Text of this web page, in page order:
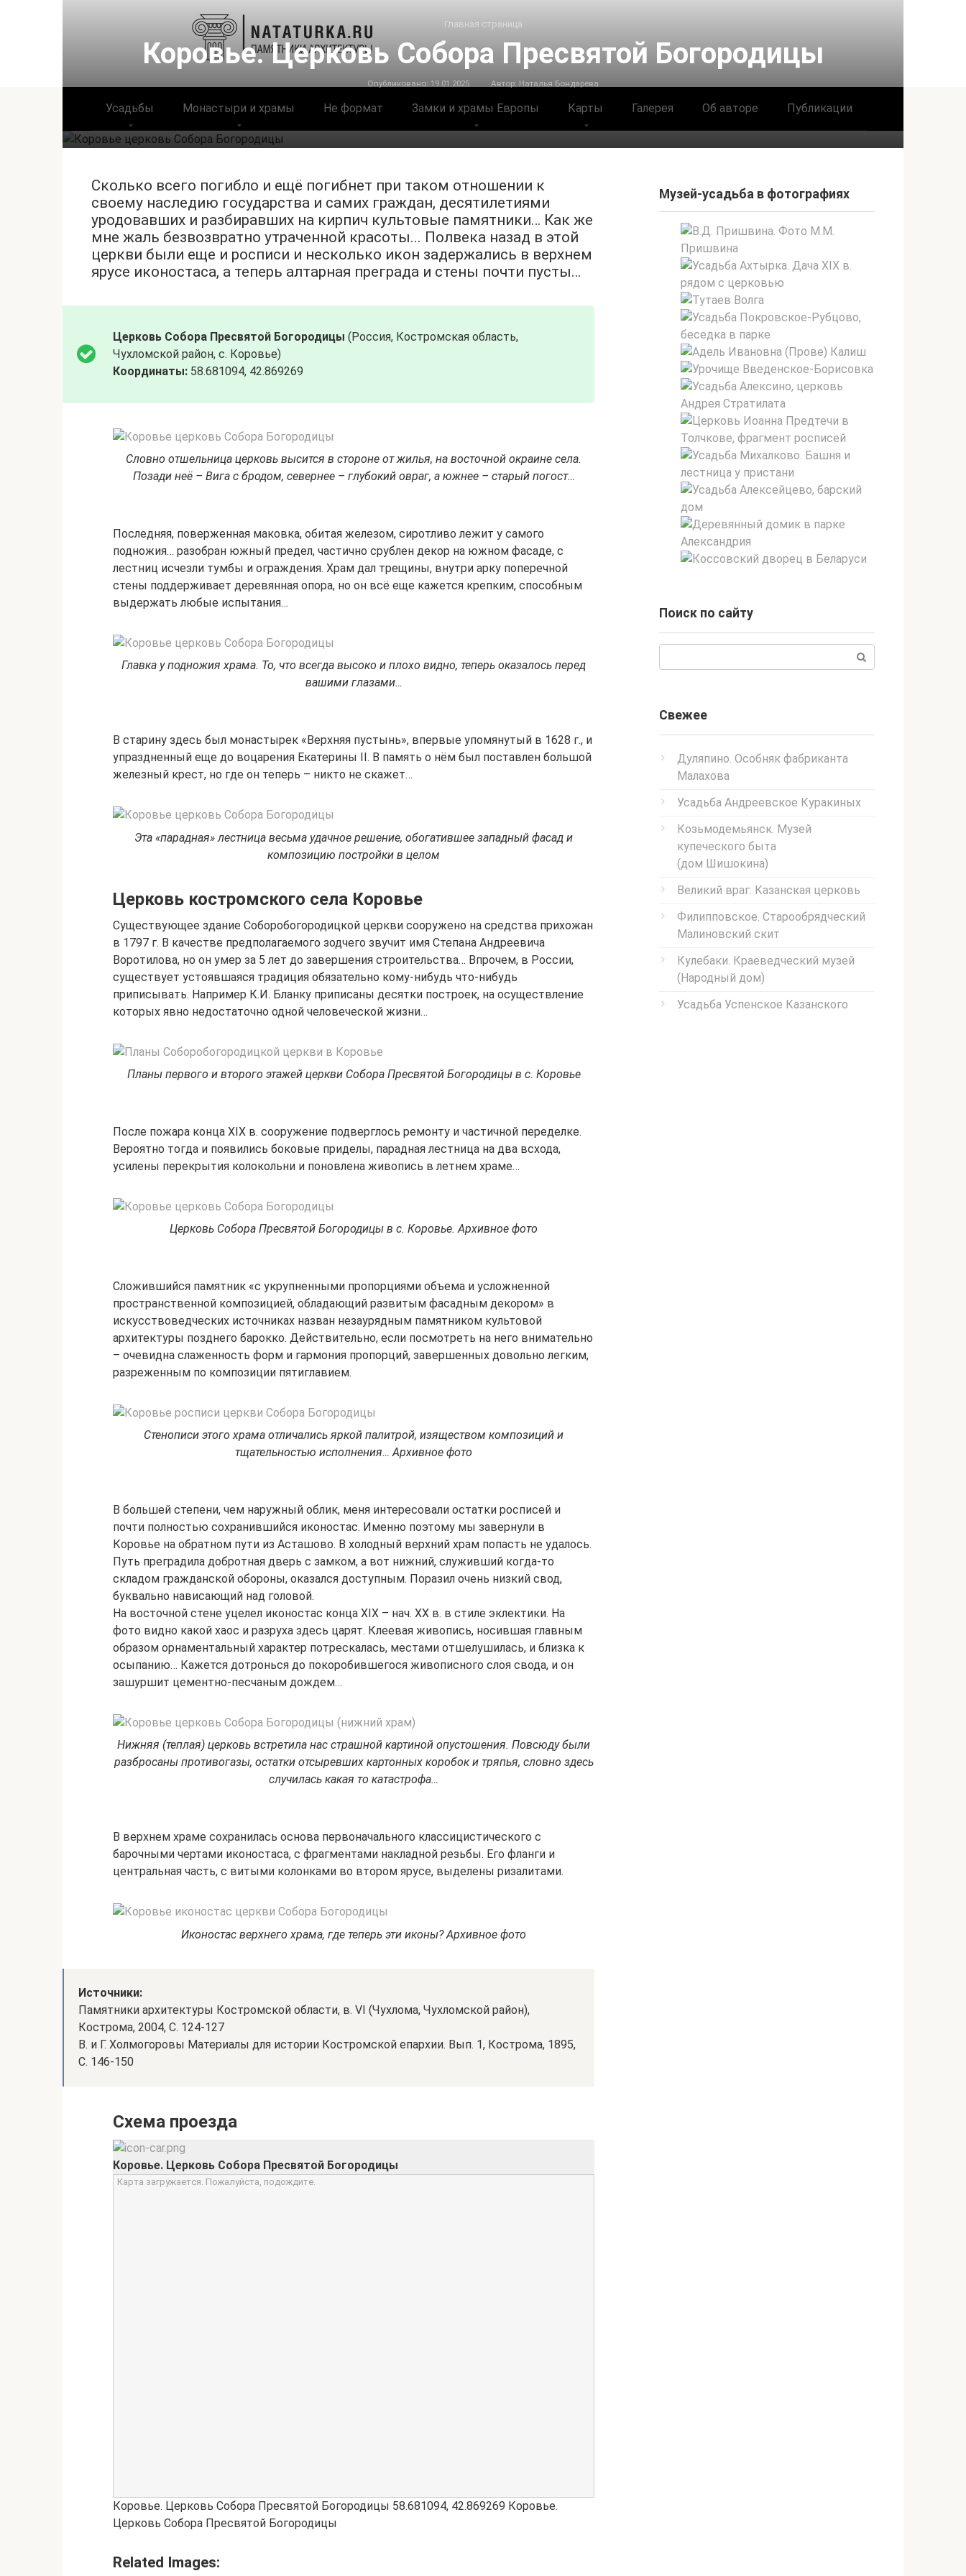
Усадьбы Монастыри и храмы Не формат Замки и храмы Европы Карты Галерея Об авторе Публикации
Главная страница
Коровье. Церковь Собора Пресвятой Богородицы
Опубликовано: 19.01.2025 Автор: Наталья Бондарева
Сколько всего погибло и ещё погибнет при таком отношении к
своему наследию государства и самих граждан, десятилетиями
уродовавших и разбиравших на кирпич культовые памятники… Как же
мне жаль безвозвратно утраченной красоты... Полвека назад в этой
церкви были еще и росписи и несколько икон задержались в верхнем
ярусе иконостаса, а теперь алтарная преграда и стены почти пусты…
Церковь Собора Пресвятой Богородицы (Россия, Костромская область,
Чухломской район, с. Коровье)
Координаты: 58.681094, 42.869269
Словно отшельница церковь высится в стороне от жилья, на восточной окраине села.
Позади неё – Вига с бродом, севернее – глубокий овраг, а южнее – старый погост…
Последняя, поверженная маковка, обитая железом, сиротливо лежит у самого
подножия… разобран южный предел, частично срублен декор на южном фасаде, с
лестниц исчезли тумбы и ограждения. Храм дал трещины, внутри арку поперечной
стены поддерживает деревянная опора, но он всё еще кажется крепким, способным
выдержать любые испытания…
Главка у подножия храма. То, что всегда высоко и плохо видно, теперь оказалось перед
вашими глазами…
В старину здесь был монастырек «Верхняя пустынь», впервые упомянутый в 1628 г., и
упраздненный еще до воцарения Екатерины II. В память о нём был поставлен большой
железный крест, но где он теперь – никто не скажет…
Эта «парадная» лестница весьма удачное решение, обогатившее западный фасад и
композицию постройки в целом
Церковь костромского села Коровье
Существующее здание Соборобогородицкой церкви сооружено на средства прихожан
в 1797 г. В качестве предполагаемого зодчего звучит имя Степана Андреевича
Воротилова, но он умер за 5 лет до завершения строительства… Впрочем, в России,
существует устоявшаяся традиция обязательно кому-нибудь что-нибудь
приписывать. Например К.И. Бланку приписаны десятки построек, на осуществление
которых явно недостаточно одной человеческой жизни…
Планы первого и второго этажей церкви Собора Пресвятой Богородицы в с. Коровье
После пожара конца XIX в. сооружение подверглось ремонту и частичной переделке.
Вероятно тогда и появились боковые приделы, парадная лестница на два всхода,
усилены перекрытия колокольни и поновлена живопись в летнем храме…
Церковь Собора Пресвятой Богородицы в с. Коровье. Архивное фото
Сложившийся памятник «с укрупненными пропорциями объема и усложненной
пространственной композицией, обладающий развитым фасадным декором» в
искусствоведческих источниках назван незаурядным памятником культовой
архитектуры позднего барокко. Действительно, если посмотреть на него внимательно
– очевидна слаженность форм и гармония пропорций, завершенных довольно легким,
разреженным по композиции пятиглавием.
Стенописи этого храма отличались яркой палитрой, изяществом композиций и
тщательностью исполнения… Архивное фото
В большей степени, чем наружный облик, меня интересовали остатки росписей и
почти полностью сохранившийся иконостас. Именно поэтому мы завернули в
Коровье на обратном пути из Асташово. В холодный верхний храм попасть не удалось.
Путь преградила добротная дверь с замком, а вот нижний, служивший когда-то
складом гражданской обороны, оказался доступным. Поразил очень низкий свод,
буквально нависающий над головой.
На восточной стене уцелел иконостас конца XIX – нач. XX в. в стиле эклектики. На
фото видно какой хаос и разруха здесь царят. Клеевая живопись, носившая главным
образом орнаментальный характер потрескалась, местами отшелушилась, и близка к
осыпанию… Кажется дотронься до покоробившегося живописного слоя свода, и он
зашуршит цементно-песчаным дождем…
Нижняя (теплая) церковь встретила нас страшной картиной опустошения. Повсюду были
разбросаны противогазы, остатки отсыревших картонных коробок и тряпья, словно здесь
случилась какая то катастрофа…
В верхнем храме сохранилась основа первоначального классицистического с
барочными чертами иконостаса, с фрагментами накладной резьбы. Его фланги и
центральная часть, с витыми колонками во втором ярусе, выделены ризалитами.
Иконостас верхнего храма, где теперь эти иконы? Архивное фото
Источники:
Памятники архитектуры Костромской области, в. VI (Чухлома, Чухломской район),
Кострома, 2004, С. 124-127
В. и Г. Холмогоровы Материалы для истории Костромской епархии. Вып. 1, Кострома, 1895,
С. 146-150
Схема проезда
Коровье. Церковь Собора Пресвятой Богородицы
Карта загружается. Пожалуйста, подождите.
Коровье. Церковь Собора Пресвятой Богородицы 58.681094, 42.869269 Коровье.
Церковь Собора Пресвятой Богородицы
Related Images:
Музей-усадьба в фотографиях
Поиск по сайту
Свежее
Дуляпино. Особняк фабриканта
Малахова
Усадьба Андреевское Куракиных
Козьмодемьянск. Музей
купеческого быта
(дом Шишокина)
Великий враг. Казанская церковь
Филипповское. Старообрядческий
Малиновский скит
Кулебаки. Краеведческий музей
(Народный дом)
Усадьба Успенское Казанского